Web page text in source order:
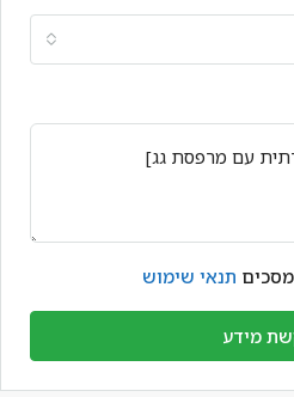
תנאי שימוש
מידע